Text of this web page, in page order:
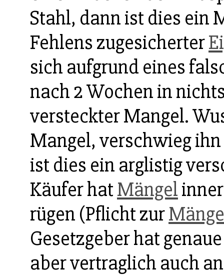
Stahl, dann ist dies ein
Fehlens zugesicherter
sich aufgrund eines
nach 2 Wochen in
versteckter Mangel.
Mangel, verschwieg
ist dies ein arglistig
Käufer hatMängel
rügen (Pflicht zur
Gesetzgeber hat
aber vertraglich auch